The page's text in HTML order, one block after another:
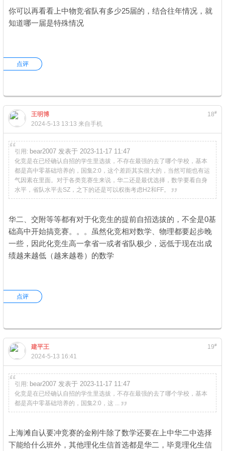
你可以再看看上中物竞省队有多少25届的，结合往年情况，就
知道哪一届是特殊情况
点评
18#
王明博
2024-5-13 13:13 来自手机
引用: bear2007 发表于 2023-11-17 11:47
化竞是在已经确认自招的学生里选拔，不存在最强的去了哪个学校，基本
都是高中零基础培养的，国集2:0，这个差距其实很大的，当然可能也有运
气因素在里面。对于各类竞赛生来说，华二还是最优选择，数学要看自身
水平，省队水平去SZ，之下的还是可以权衡考虑H2和FF。
华二、交附等等都有对于化竞生的提前自招选拔的，不全是0基
础高中开始搞竞赛。。。虽然化竞相对数学、物理都要起步晚
一些，因此化竞生高一拿省一或者省队极少，远低于现在出成
绩越来越低（越来越卷）的数学
点评
19#
建平王
2024-5-13 16:41
引用: bear2007 发表于 2023-11-17 11:47
化竞是在已经确认自招的学生里选拔，不存在最强的去了哪个学校，基本
都是高中零基础培养的，国集2:0，这 ...
上海滩自认要冲竞赛的金刚牛除了数学还要在上中华二中选择
下能给什么班外，其他理化生信首选都是华二，毕竟理化生信